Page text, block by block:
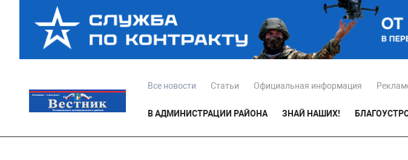
Все новости Статьи Официальная информация
В АДМИНИСТРАЦИИ РАЙОНА ЗНАЙ НАШИХ!